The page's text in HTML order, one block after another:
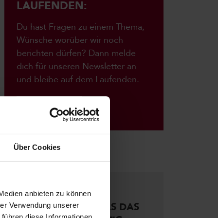
Über Cookies
anbieten zu können
Verwendung unserer
LAUFENDEN:
Du hast Fragen zu einem Thema,
Wünsche worüber wir noch
berichten dürfen? Dann melde
dich für unseren Newsletter an
und bleibe auf dem Laufenden.
Anmelden
WEITERE ARTIKEL:
27.07.2026
BITCOIN & CO.: WAS DAS